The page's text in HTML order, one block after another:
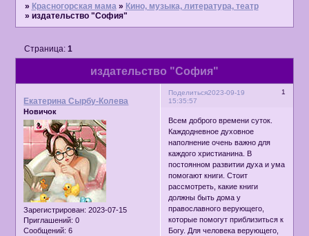
» Красногорская мама » Кино, музыка, литература, театр
» издательство "София"
издательство "София"
Страница: 1
Поделиться 1
2023-09-19
15:35:57
Екатерина Сырбу-Колева
Новичок
Зарегистрирован: 2023-07-15
Приглашений: 0
Сообщений: 6
Всем доброго времени суток.
Каждодневное духовное
наполнение очень важно для
каждого христианина. B
постоянном развитии духа и ума
помогают книги. Стоит
рассмотреть, какие книги
должны быть дома у
православного верующего,
которые помогут приблизиться к
Богу. Для человека верующего,